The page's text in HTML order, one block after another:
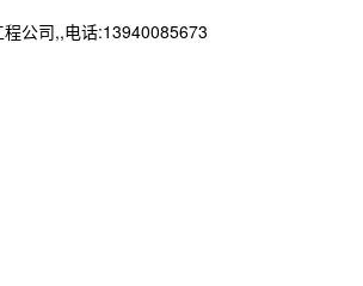
公司,,电话:13940085673